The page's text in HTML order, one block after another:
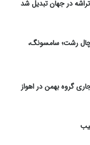
تراشه در جهان تبدیل شد
رشت؛ سامسونگ،
گروه بهمن در اهواز